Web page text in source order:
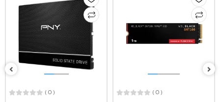
( 0 ) ( 0 )